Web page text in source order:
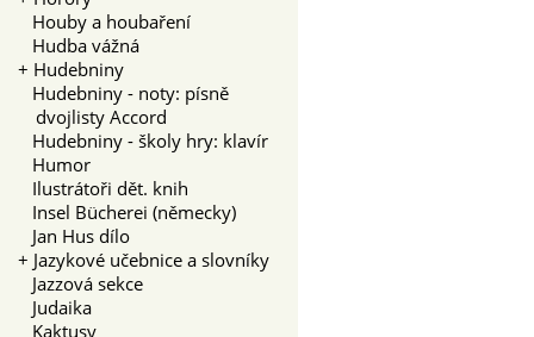
Houby a houbaření
Hudba vážná
+ Hudebniny
Hudebniny - noty: písně
dvojlisty Accord
Hudebniny - školy hry: klavír
Humor
Ilustrátoři dět. knih
Insel Bücherei (německy)
Jan Hus dílo
+ Jazykové učebnice a slovníky
Jazzová sekce
Judaika
Kaktusy